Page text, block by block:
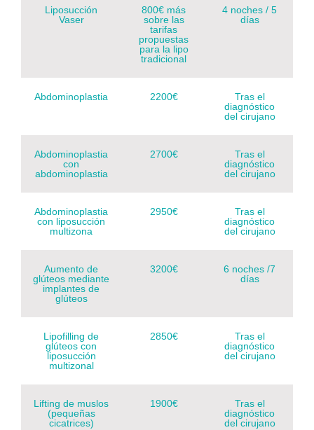
Liposucción
Vaser
800€ más
sobre las
tarifas
propuestas
para la lipo
tradicional
4 noches / 5
días
Abdominoplastia 2200€
Tras el
diagnóstico
del cirujano
Abdominoplastia
con
abdominoplastia
2700€
Tras el
diagnóstico
del cirujano
Abdominoplastia
con liposucción
multizona
2950€
Tras el
diagnóstico
del cirujano
Aumento de
glúteos mediante
implantes de
glúteos
3200€
6 noches /7
días
Lipofilling de
glúteos con
liposucción
multizonal
2850€
Tras el
diagnóstico
del cirujano
Lifting de muslos
(pequeñas
cicatrices)
1900€
Tras el
diagnóstico
del cirujano